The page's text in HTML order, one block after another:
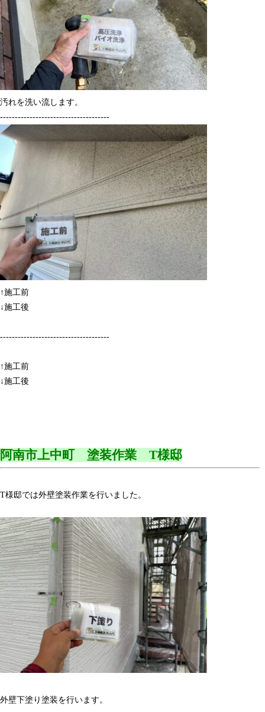
汚れを洗い流します。
-------------------------------------
↑施工前
↓施工後
-------------------------------------
↑施工前
↓施工後
阿南市上中町 塗装作業 T様邸
T様邸では外壁塗装作業を行いました。
外壁下塗り塗装を行います。